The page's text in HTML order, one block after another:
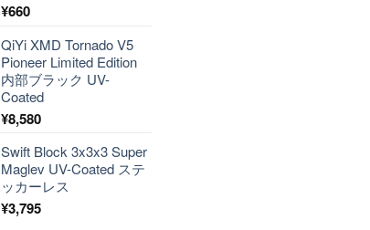
¥660
QiYi XMD Tornado V5
Pioneer Limited Edition
内部ブラック UV-
Coated
¥8,580
Swift Block 3x3x3 Super
Maglev UV-Coated ステ
ッカーレス
¥3,795